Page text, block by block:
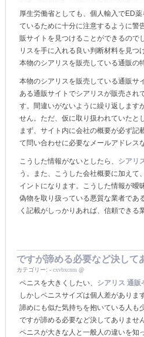
厚生労働省としても、個人輸入でED
ているために十分に注意するように警
販サイトを見つけることができるので
リスを手に入れる良い判断材料を見つ
本物のシアリスを販売している通販の
本物のシアリスを販売している通販サ
ある通販サイトでシアリスが販売され
す。間違いがないように繰り返します
せん。ただ、仮に取り扱われていたと
まず、サイト内に会社の概要が必ず記
て問い合わせに必要なメールアドレス
こうした情報がないとしたら、 シアリ
う。また、こうした会社概要に加え
イントになります。こうした情報が曖
偽物を取り扱っている悪質な業者であ
く記載がしっかりあれば、信頼できる
ですが諦める必要など決して
カテゴリー: - cxvbxcnm @
ペニスを大きくしたい、 シアリス 通販
しかしペニスサイズは個人差があり
諦めにも似た気持ちを抱いている人も
ですが諦める必要など決してありません
ペニスが大きな人と一般人の違いを知